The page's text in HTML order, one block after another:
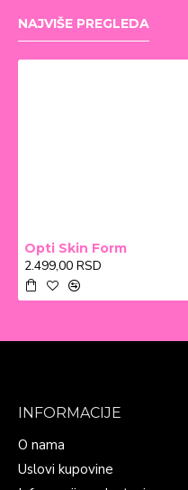
NAJVIŠE PREGLEDA
Opti Skin Form
2.499,00 RSD
INFORMACIJE
O nama
Uslovi kupovine